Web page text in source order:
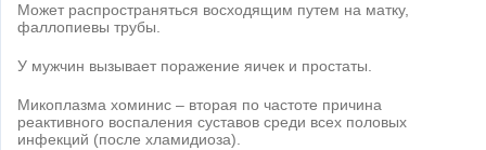
Может распространяться восходящим путем на матку,
фаллопиевы трубы.
У мужчин вызывает поражение яичек и простаты.
Микоплазма хоминис – вторая по частоте причина
реактивного воспаления суставов среди всех половых
инфекций (после хламидиоза).